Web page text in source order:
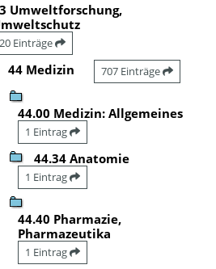
Umweltforschung,
20 Einträge
44 Medizin 707 Einträge
44.00 Medizin: Allgemeines
1 Eintrag
44.34 Anatomie
1 Eintrag
44.40 Pharmazie,
Pharmazeutika
1 Eintrag